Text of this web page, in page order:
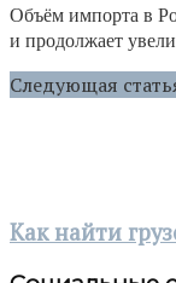
Объём импорта в
и продолжает
Следующая
Как найти